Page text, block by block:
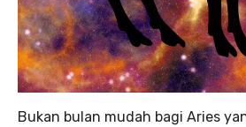
Bukan bulan mudah bagi Aries